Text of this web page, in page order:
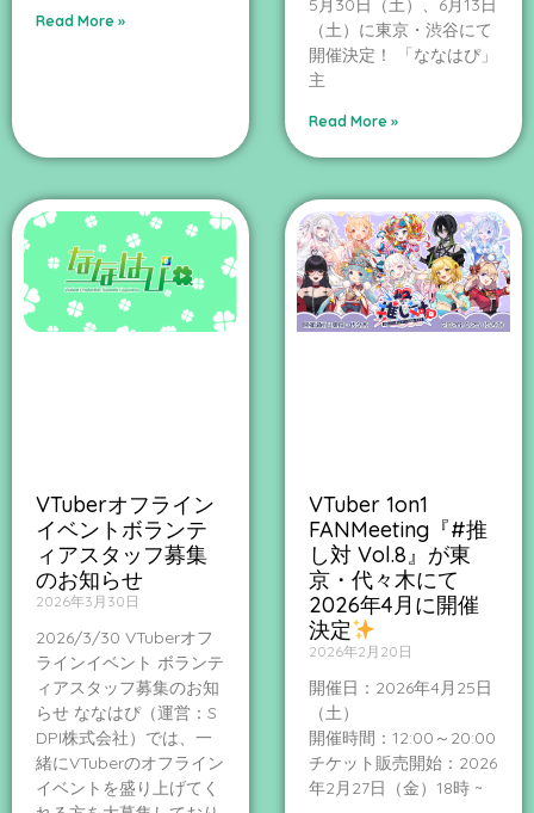
Read More »
5月30日（土）、6月13日
（土）に東京・渋谷にて
開催決定！ 「ななはぴ」
主
Read More »
VTuberオフライン
イベントボランテ
ィアスタッフ募集
のお知らせ
2026年3月30日
2026/3/30 VTuberオフ
ラインイベント ボランテ
ィアスタッフ募集のお知
らせ ななはぴ（運営：S
DPI株式会社）では、一
緒にVTuberのオフライン
イベントを盛り上げてく
VTuber 1on1
FANMeeting『#推
し対 Vol.8』が東
京・代々木にて
2026年4月に開催
決定
2026年2月20日
開催日：2026年4月25日
（土）
開催時間：12:00～20:00
チケット販売開始：2026
年2月27日（金）18時 ~